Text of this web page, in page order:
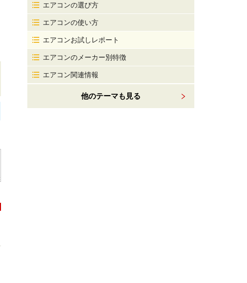
エアコンの選び方
エアコンの使い方
エアコンお試しレポート
エアコンのメーカー別特徴
エアコン関連情報
他のテーマも見る